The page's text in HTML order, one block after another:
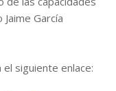
García
siguiente enlace: